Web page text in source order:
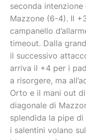
seconda
Mazzone (6-4). Il
campanello
timeout. Dalla
il successivo
arriva il +4 per i
a risorgere, ma
Orto e il mani out
diagonale di
splendida la pipe
i salentini volano